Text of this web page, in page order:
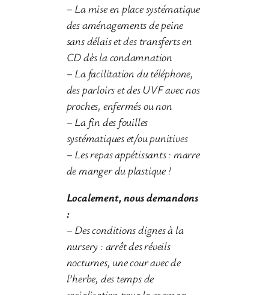
– La mise en place systématique
des aménagements de peine
sans délais et des transferts en
CDdès la condamnation
– La facilitation du téléphone,
des parloirs et des UVF avec nos
proches, enfermés ou non
– La fin des fouilles
systématiques et/ou punitives
– Les repas appétissants : marre
de manger du plastique !
Localement, nous demandons
:
– Des conditions dignes à la
nursery : arrêt des réveils
nocturnes, une cour avec de
l’herbe, des temps de